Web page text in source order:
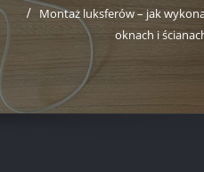
Montaż luksferów – jak
oknach i